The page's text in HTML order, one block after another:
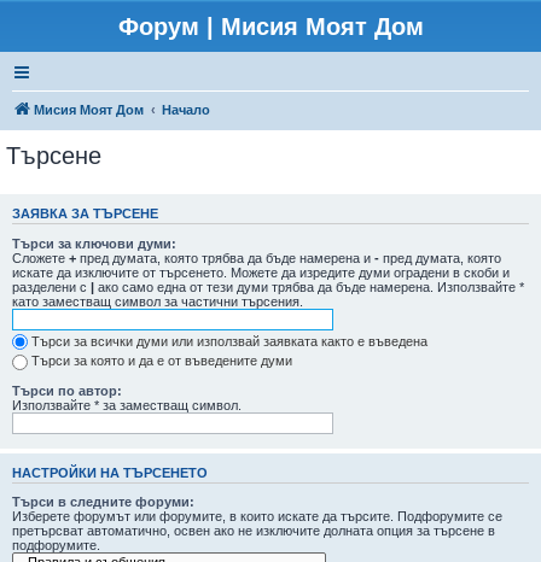
Форум | Мисия Моят Дом
Мисия Моят Дом Начало
Търсене
ЗАЯВКА ЗА ТЪРСЕНЕ
Търси за ключови думи:
Сложете + пред думата, която трябва да бъде намерена и - пред думата, която
искате да изключите от търсенето. Можете да изредите думи оградени в скоби и
разделени с | ако само една от тези думи трябва да бъде намерена. Използвайте *
като заместващ символ за частични търсения.
Търси за всички думи или използвай заявката както е въведена
Търси за която и да е от въведените думи
Търси по автор:
Използвайте * за заместващ символ.
НАСТРОЙКИ НА ТЪРСЕНЕТО
Търси в следните форуми:
Изберете форумът или форумите, в които искате да търсите. Подфорумите се
претърсват автоматично, освен ако не изключите долната опция за търсене в
подфорумите.